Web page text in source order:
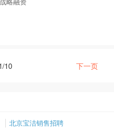
10 下一页
北京宝洁销售招聘